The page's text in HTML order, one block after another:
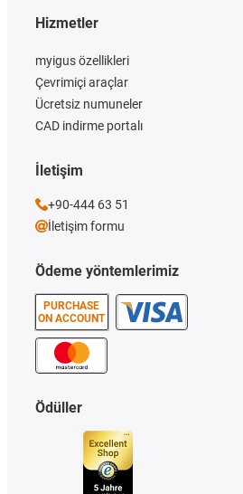
Ödeme yöntemlerimiz
PURCHASE
ON ACCOUNT
Hizmetler
myigus özellikleri
Çevrimiçi araçlar
Ücretsiz numuneler
CAD indirme portalı
Ödüller
İletişim
+90-444 63 51
İletişim formu